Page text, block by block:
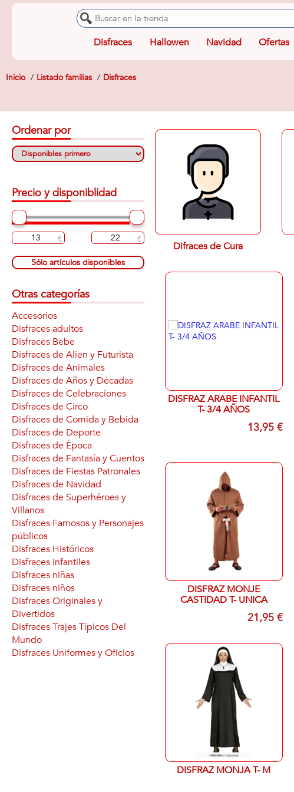
Disfraces Hallowen Navidad Ofertas
Inicio Listado familias Disfraces
Difraces de Cura
DISFRAZ ARABE INFANTIL
T- 3/4 AÑOS
13,95 €
DISFRAZ MONJE
CASTIDAD T- UNICA
21,95 €
DISFRAZ MONJA T- M
Ordenar por
Precio y disponiblidad
Sólo artículos disponibles
Otras categorías
Accesorios
Disfraces adultos
Disfraces Bebe
Disfraces de Alien y Futurista
Disfraces de Animales
Disfraces de Años y Décadas
Disfraces de Celebraciones
Disfraces de Circo
Disfraces de Comida y Bebida
Disfraces de Deporte
Disfraces de Época
Disfraces de Fantasía y Cuentos
Disfraces de Fiestas Patronales
Disfraces de Navidad
Disfraces de Superhéroes y
Villanos
Disfraces Famosos y Personajes
públicos
Disfraces Históricos
Disfraces infantiles
Disfraces niñas
Disfraces niños
Disfraces Originales y
Divertidos
Disfraces Trajes Típicos Del
Mundo
Disfraces Uniformes y Oficios